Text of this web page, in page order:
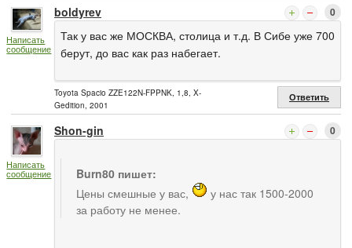
Написать
сообщение
boldyrev 0
Так у вас же МОСКВА, столица и т.д. В Сибе уже 700
берут, до вас как раз набегает.
Toyota Spacio ZZE122N-FPPNK, 1,8, X-
Gedition, 2001
Ответить
Написать
сообщение
Shon-gin 0
Burn80 пишет:
Цены смешные у вас,
у нас так 1500-2000
за работу не менее.